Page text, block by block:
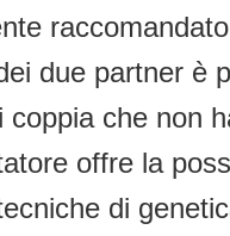
due partner è
che non
offre la
di